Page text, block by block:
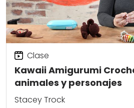
Kawaii Amigurumi
animales y personajes
Clase
Stacey Trock